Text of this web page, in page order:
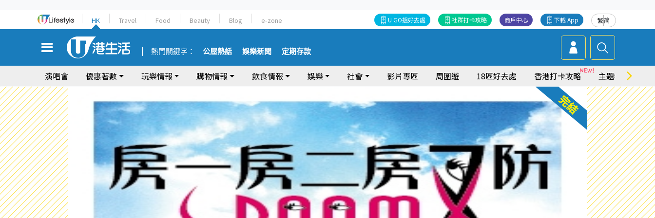
HK Travel Food Beauty Blog e-zone 繁简
下載 App
商戶中心
社群打卡攻略
U GO搵好去處
熱門關鍵字： 公屋熱話 娛樂新聞 定期存款
演唱會 優惠著數 玩樂情報 購物情報 飲食情報 娛樂 社會 影片專區 周圍遊 18區好去處 香港打卡攻略 主題特集